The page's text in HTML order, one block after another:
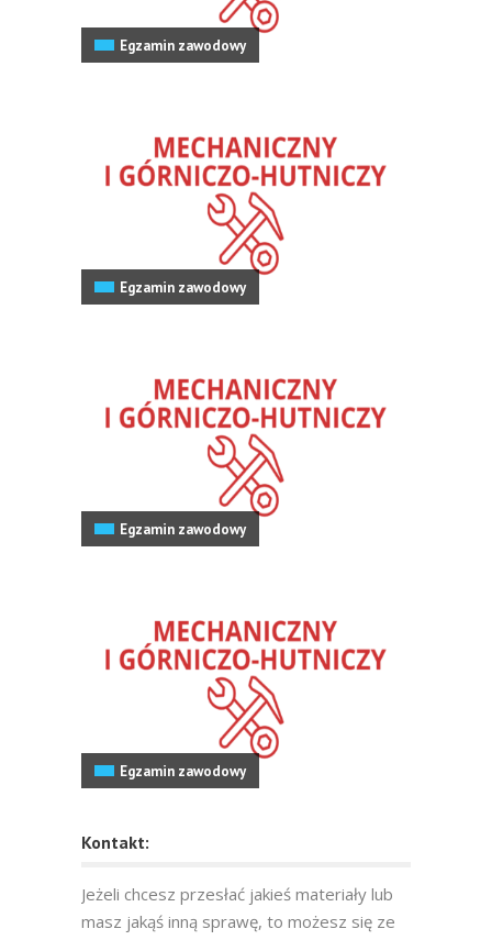
Egzamin zawodowy
Egzamin zawodowy
Egzamin zawodowy
Egzamin zawodowy
Kontakt:
Jeżeli chcesz przesłać jakieś materiały lub
masz jakąś inną sprawę, to możesz się ze